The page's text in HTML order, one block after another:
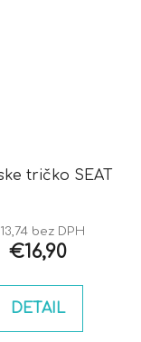
tričko SEAT
bez DPH
€16,90
DETAIL